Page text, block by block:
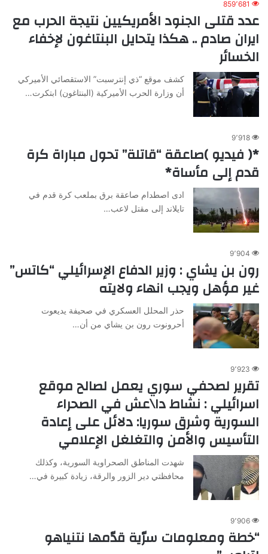
859٬681
عدد قتلى الجنود الأمريكيين نتيجة الحرب مع
ايران صادم .. هكذا يتحايل البنتاغون لإخفاء
الخسائر
كشف موقع “ذي إنترسبت” الاستقصائي الأميركي
أن وزارة الحرب الأميركية (البنتاغون) ابتكرت…
9٬918
*( فيديو )صاعقة “قاتلة” تحول مباراة كرة
قدم إلى مأساة*
ادى اصطدام صاعقة برق بملعب كرة قدم في
تايلاند إلى مقتل لاعب…
9٬904
رون بن يشاي : وزير الدفاع الإسرائيلي “كاتس”
غير مؤهل ويجب انهاء ولايته
حذر المحلل العسكري في صحيفة يديعوت
أحرونوت رون بن يشاي من أن…
9٬923
تقرير لصحفي سوري يعمل لصالح موقع
اسرائيلي : نشاط دا\عش في الصحراء
السورية وشرق سوريا: دلائل على إعادة
التأسيس والأمن والتغلغل الإعلامي
شهدت المناطق الصحراوية السورية، وكذلك
محافظتي دير الزور والرقة، زيادة كبيرة في…
9٬906
“خطة ومعلومات سرّية قدّمها نتنياهو